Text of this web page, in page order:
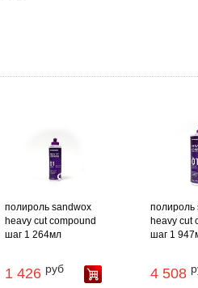
полироль sandwox
heavy cut compound
шаг 1 264мл
1 426 руб
полироль
heavy cut
шаг 1
4 508